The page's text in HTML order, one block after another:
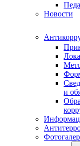
Новости
и